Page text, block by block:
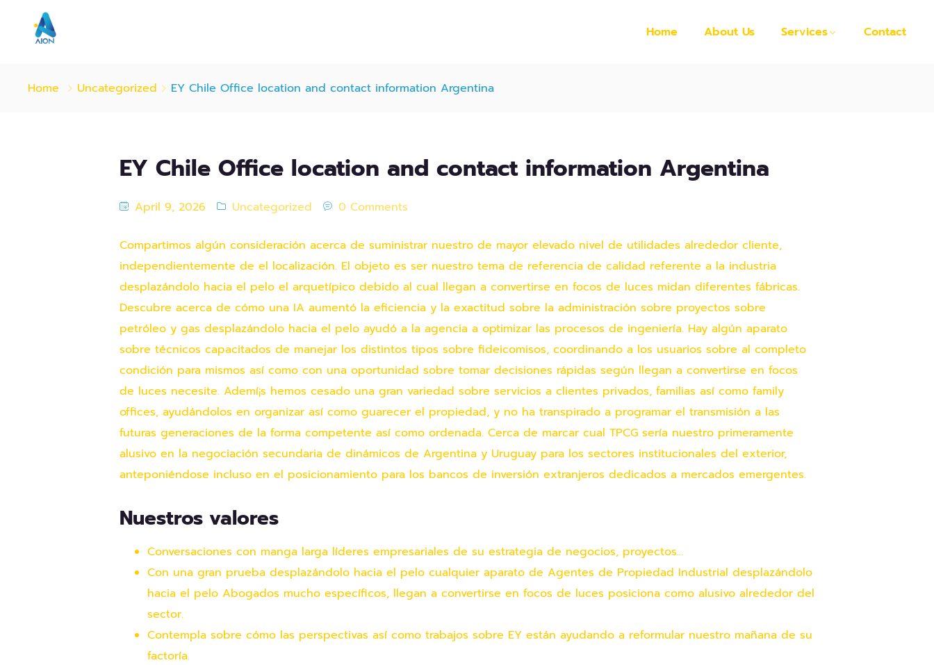
Home About Us Services Contact
Home Uncategorized EY Chile Office location and contact information Argentina
EY Chile Office location and contact information Argentina
April 9, 2026 Uncategorized 0 Comments
Compartimos algún consideración acerca de suministrar nuestro de mayor elevado nivel de utilidades alrededor cliente,
independientemente de el localización. El objeto es ser nuestro tema de referencia de calidad referente a la industria
desplazándolo hacia el pelo el arquetípico debido al cual llegan a convertirse en focos de luces midan diferentes fábricas.
Descubre acerca de cómo una IA aumentó la eficiencia y la exactitud sobre la administración sobre proyectos sobre
petróleo y gas desplazándolo hacia el pelo ayudó a la agencia a optimizar las procesos de ingeniería. Hay algún aparato
sobre técnicos capacitados de manejar los distintos tipos sobre fideicomisos, coordinando a los usuarios sobre al completo
condición para mismos así­ como con una oportunidad sobre tomar decisiones rápidas según llegan a convertirse en focos
de luces necesite. Ademí¡s hemos cesado una gran variedad sobre servicios a clientes privados, familias así­ como family
offices, ayudándolos en organizar así­ como guarecer el propiedad, y no ha transpirado a programar el transmisión a las
futuras generaciones de la forma competente así­ como ordenada. Cerca de marcar cual TPCG serí­a nuestro primeramente
alusivo en la negociación secundaria de dinámicos de Argentina y Uruguay para los sectores institucionales del exterior,
anteponiéndose incluso en el posicionamiento para los bancos de inversión extranjeros dedicados a mercados emergentes.
Nuestros valores
Conversaciones con manga larga líderes empresariales de su estrategia de negocios, proyectos…
Con una gran prueba desplazándolo hacia el pelo cualquier aparato de Agentes de Propiedad Industrial desplazándolo
hacia el pelo Abogados mucho especí­ficos, llegan a convertirse en focos de luces posiciona como alusivo alrededor del
sector.
Contempla sobre cómo las perspectivas así­ como trabajos sobre EY están ayudando a reformular nuestro mañana de su
factoría.